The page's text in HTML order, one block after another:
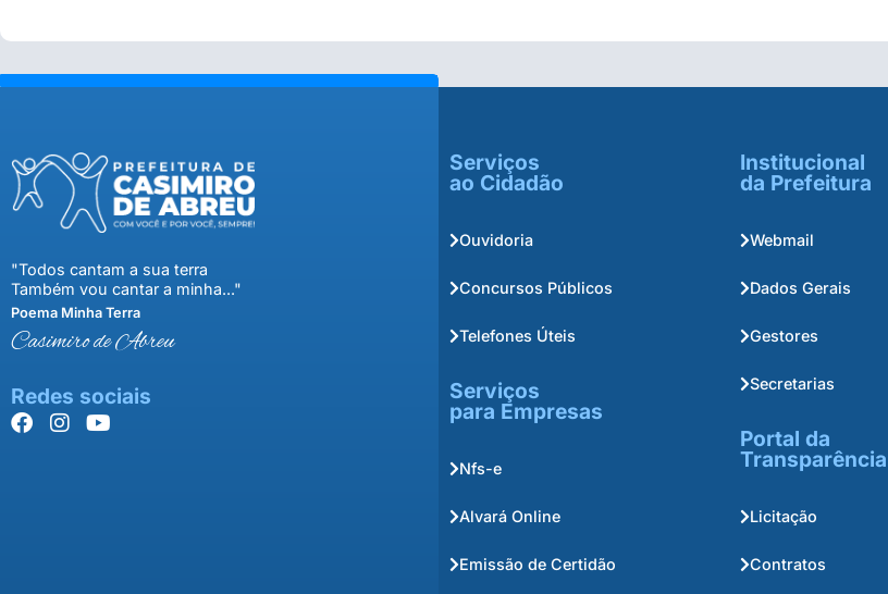
"Todos cantam a sua terra
Também vou cantar a minha..."
Poema Minha Terra
Casimiro de Abreu
Redes sociais
Serviços
ao Cidadão
Ouvidoria
Concursos Públicos
Telefones Úteis
Serviços
para Empresas
Nfs-e
Alvará Online
Emissão de Certidão
Institucional
da Prefeitura
Webmail
Dados Gerais
Gestores
Secretarias
Portal da
Transparência
Licitação
Contratos